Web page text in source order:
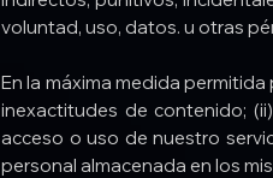
voluntad, uso, datos. u otras
En la máxima medida permitida
inexactitudes de contenido;
acceso o uso de nuestro
personal almacenada en los